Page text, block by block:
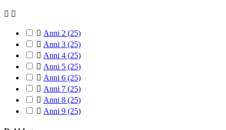
 
 Anni 2 (25)
 Anni 3 (25)
 Anni 4 (25)
 Anni 5 (25)
 Anni 6 (25)
 Anni 7 (25)
 Anni 8 (25)
 Anni 9 (25)